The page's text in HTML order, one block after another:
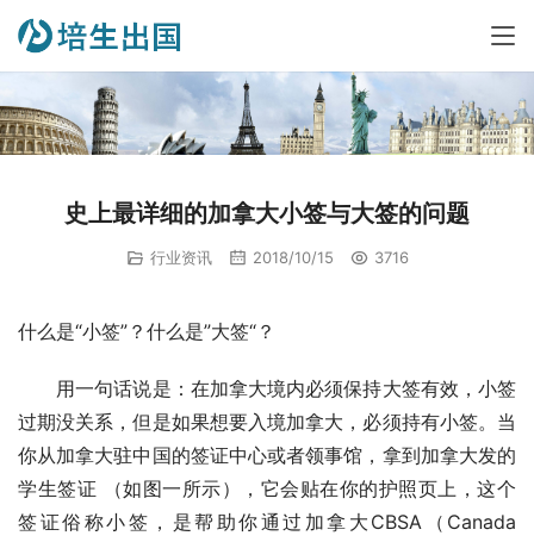
史上最详细的加拿大小签与大签的问题
行业资讯 2018/10/15 3716
什么是“小签”？什么是”大签“？
用一句话说是：在加拿大境内必须保持大签有效，小签
过期没关系，但是如果想要入境加拿大，必须持有小签。当
你从加拿大驻中国的签证中心或者领事馆，拿到加拿大发的
学生签证 （如图一所示），它会贴在你的护照页上，这个
签证俗称小签，是帮助你通过加拿大CBSA（Canada